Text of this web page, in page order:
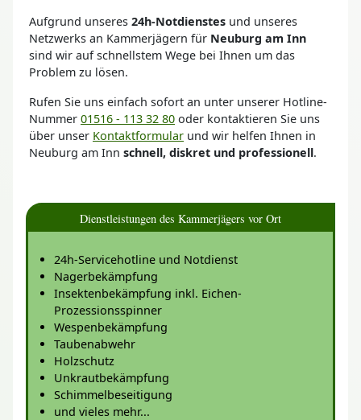
Aufgrund unseres 24h-Notdienstes und unseres
Netzwerks an Kammerjägern für Neuburg am Inn
sind wir auf schnellstem Wege bei Ihnen um das
Problem zu lösen.
Rufen Sie uns einfach sofort an unter unserer Hotline-
Nummer 01516 - 113 32 80 oder kontaktieren Sie uns
über unser Kontaktformular und wir helfen Ihnen in
Neuburg am Inn schnell, diskret und professionell.
Dienstleistungen des Kammerjägers vor Ort
24h-Servicehotline und Notdienst
Nagerbekämpfung
Insektenbekämpfung inkl. Eichen-
Prozessionsspinner
Wespenbekämpfung
Taubenabwehr
Holzschutz
Unkrautbekämpfung
Schimmelbeseitigung
und vieles mehr...